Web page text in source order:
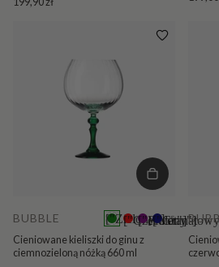
BUBBLE ["Zielony"]
["Czerwony"]
["Fiolet"]
+5
Cieniowane kieliszki do ginu z
ciemnozieloną nóżką 660 ml